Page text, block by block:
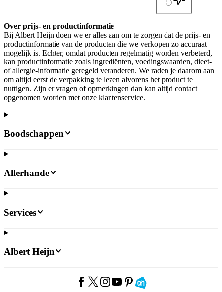
Over prijs- en productinformatie
Bij Albert Heijn doen we er alles aan om te zorgen dat de prijs- en
productinformatie van de producten die we verkopen zo accuraat
mogelijk is. Echter, omdat producten regelmatig worden verbeterd,
kan productinformatie zoals ingrediënten, voedingswaarden, dieet-
of allergie-informatie geregeld veranderen. We raden je daarom aan
om altijd eerst de verpakking te lezen alvorens het product te
nuttigen. Zijn er vragen of opmerkingen dan kan altijd contact
opgenomen worden met onze klantenservice.
Boodschappen
Allerhande
Services
Albert Heijn